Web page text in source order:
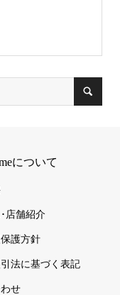
について
店舗紹介
護方針
法に基づく表記
せ